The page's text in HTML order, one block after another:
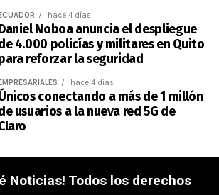
hace 4 días
Noboa anuncia el despliegue
4.000 policías y militares en Quito
reforzar la seguridad
hace 4 días
conectando a más de 1 millón
usuarios a la nueva red 5G de
Noticias! Todos los derechos